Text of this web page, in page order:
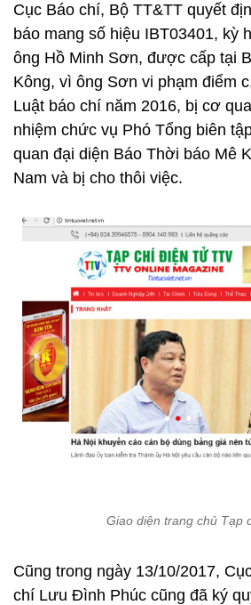
Cục Báo chí, Bộ TT&TT quyết
báo mang số hiệu IBT03401, kỳ
ông Hồ Minh Sơn, được cấp tại
Kông, vì ông Sơn vi phạm điểm
Luật báo chí năm 2016, bị cơ
nhiệm chức vụ Phó Tổng biên
quan đại diện Báo Thời báo Mê
Nam và bị cho thôi việc.
Giao diện trang chủ Tạp
Cũng trong ngày 13/10/2017,
chí Lưu Đình Phúc cũng đã ký